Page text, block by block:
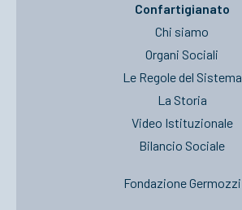
Confartigianato
Chi siamo
Organi Sociali
Le Regole del Sistema
La Storia
Video Istituzionale
Bilancio Sociale
Fondazione Germozzi